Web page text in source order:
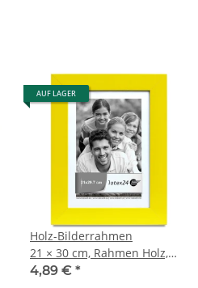
AUF LAGER
Holz-Bilderrahmen
21 × 30 cm, Rahmen Holz,
Quer- und Hochformat
4,89 € *